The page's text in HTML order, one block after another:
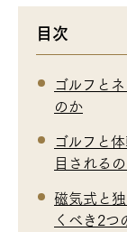
目次
ゴルフと
のか
ゴルフと
目される
磁気式と
くべき2つ